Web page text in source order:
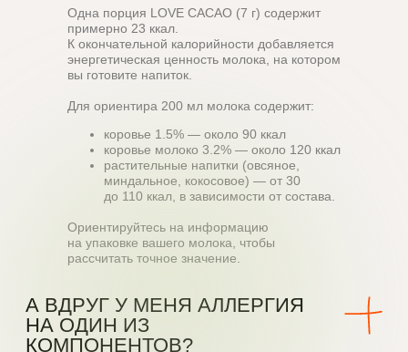
Одна порция LOVE CACAO (7 г) содержит
примерно 23 ккал.
К окончательной калорийности добавляется
энергетическая ценность молока, на котором
вы готовите напиток.
Для ориентира 200 мл молока содержит:
коровье 1.5% — около 90 ккал
коровье молоко 3.2% — около 120 ккал
растительные напитки (овсяное,
миндальное, кокосовое) — от 30
до 110 ккал, в зависимости от состава.
Ориентируйтесь на информацию
на упаковке вашего молока, чтобы
рассчитать точное значение.